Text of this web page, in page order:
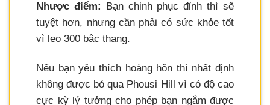
Nhược điểm: Bạn chinh phục đỉnh thì sẽ
tuyệt hơn, nhưng cần phải có sức khỏe tốt
vì leo 300 bậc thang.
Nếu bạn yêu thích hoàng hôn thì nhất định
không được bỏ qua Phousi Hill vì có độ cao
cực kỳ lý tưởng cho phép bạn ngắm được